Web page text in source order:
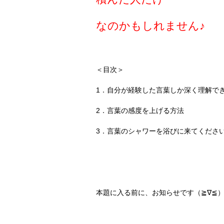
なのかもしれません♪
＜目次＞
1．自分が経験した言葉しか深く理解で
2．言葉の感度を上げる方法
3．言葉のシャワーを浴びに来てくださ
本題に入る前に、お知らせです（≧∇≦